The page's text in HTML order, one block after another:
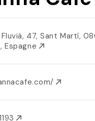
47, Sant Martí,
Espagne